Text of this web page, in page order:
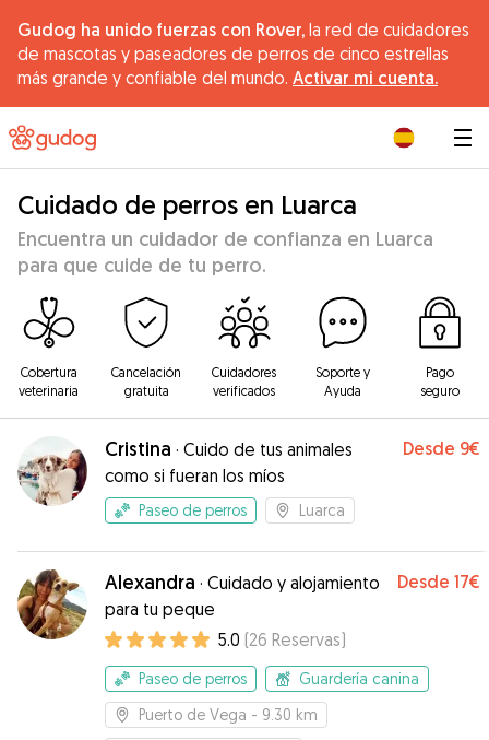
Gudog ha unido fuerzas con Rover, la red de cuidadores
de mascotas y paseadores de perros de cinco estrellas
más grande y confiable del mundo. Activar mi cuenta.
Cuidado de perros en Luarca
Encuentra un cuidador de confianza en Luarca
para que cuide de tu perro.
Cobertura
veterinaria
Cancelación
gratuita
Cuidadores
verificados
Soporte y
Ayuda
Pago
seguro
Cristina · Cuido de tus animales
como si fueran los míos
Desde 9€
Paseo de perros Luarca
Alexandra · Cuidado y alojamiento
para tu peque
Desde 17€
5.0 (26 Reservas)
Paseo de perros
Guardería canina
Puerto de Vega - 9.30 km